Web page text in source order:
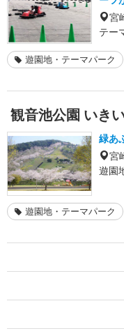
宮
テー
遊園地・テーマパーク
観音池公園 いき
緑あ
宮
遊園
遊園地・テーマパーク